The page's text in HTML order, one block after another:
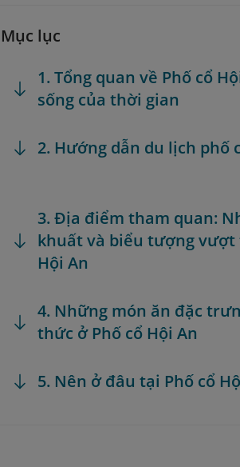
Mục lục
1. Tổng quan về Phố cổ
sống của thời gian
2. Hướng dẫn du lịch phố
3. Địa điểm tham quan:
khuất và biểu tượng vượt
Hội An
4. Những món ăn đặc
thức ở Phố cổ Hội An
5. Nên ở đâu tại Phố cổ